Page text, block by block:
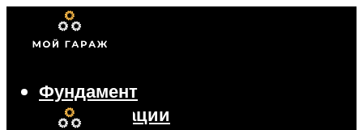
Фундамент
Коммуникации